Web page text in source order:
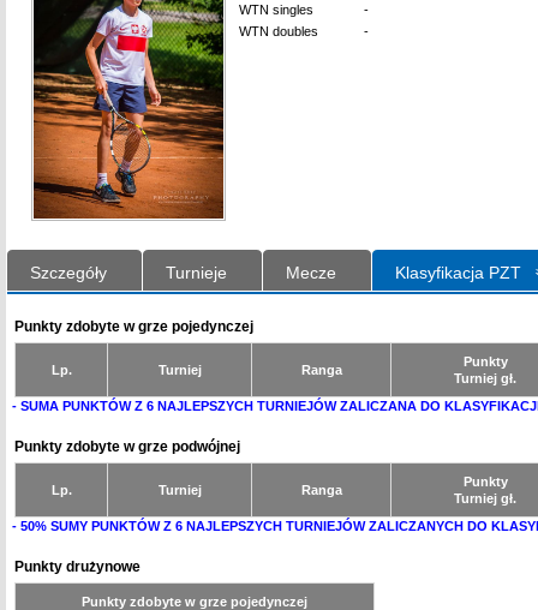
WTN singles
-
WTN doubles
-
Szczegóły Turnieje Mecze Klasyfikacja PZT
Punkty zdobyte w grze pojedynczej
Lp. Turniej Ranga
Punkty
Turniej gł.
- SUMA PUNKTÓW Z 6 NAJLEPSZYCH TURNIEJÓW ZALICZANA DO
Punkty zdobyte w grze podwójnej
Lp. Turniej Ranga
Punkty
Turniej gł.
- 50% SUMY PUNKTÓW Z 6 NAJLEPSZYCH TURNIEJÓW ZALICZANYCH DO
Punkty drużynowe
Punkty zdobyte w grze pojedynczej